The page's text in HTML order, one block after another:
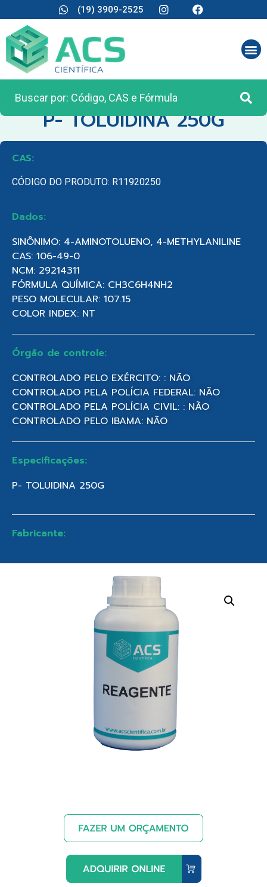
(19) 3909-2525
CATEGORIA:REAGENTES ANALÍTICOS
P- TOLUIDINA 250G
CAS:
CÓDIGO DO PRODUTO: R11920250
Dados:
SINÔNIMO: 4-AMINOTOLUENO, 4-METHYLANILINE
CAS: 106-49-0
NCM: 29214311
FÓRMULA QUÍMICA: CH3C6H4NH2
PESO MOLECULAR: 107.15
COLOR INDEX: NT
Órgão de controle:
CONTROLADO PELO EXÉRCITO: : NÃO
CONTROLADO PELA POLÍCIA FEDERAL: NÃO
CONTROLADO PELA POLÍCIA CIVIL: : NÃO
CONTROLADO PELO IBAMA: NÃO
Especificações:
P- TOLUIDINA 250G
Fabricante: